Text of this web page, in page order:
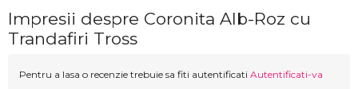
Impresii despre Coronita Alb-Roz cu
Trandafiri Tross
Pentru a lasa o recenzie trebuie sa fiti autentificati Autentificati-va